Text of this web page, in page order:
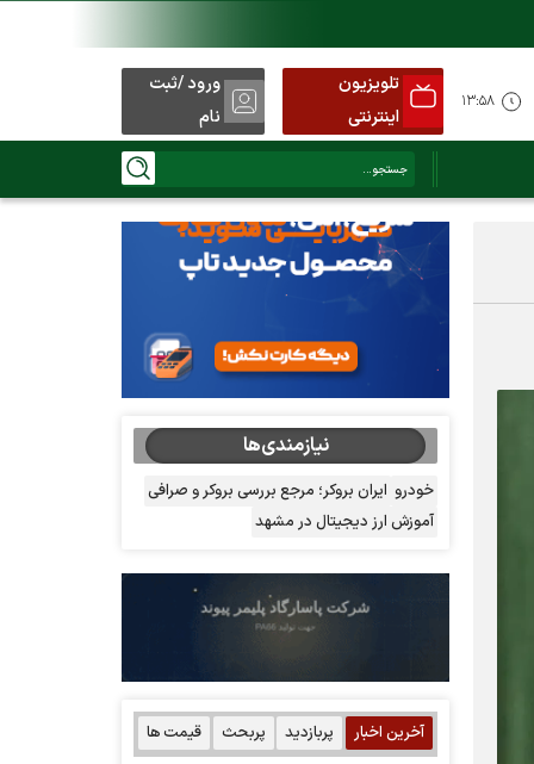
تلویزیون
اینترنتی
ورود /ثبت
نام
نیازمندی‌ها
خودرو ایران بروکر؛ مرجع بررسی بروکر و صرافی
آموزش ارز دیجیتال در مشهد
آخرین اخبار پربازدید پربحث قیمت ها